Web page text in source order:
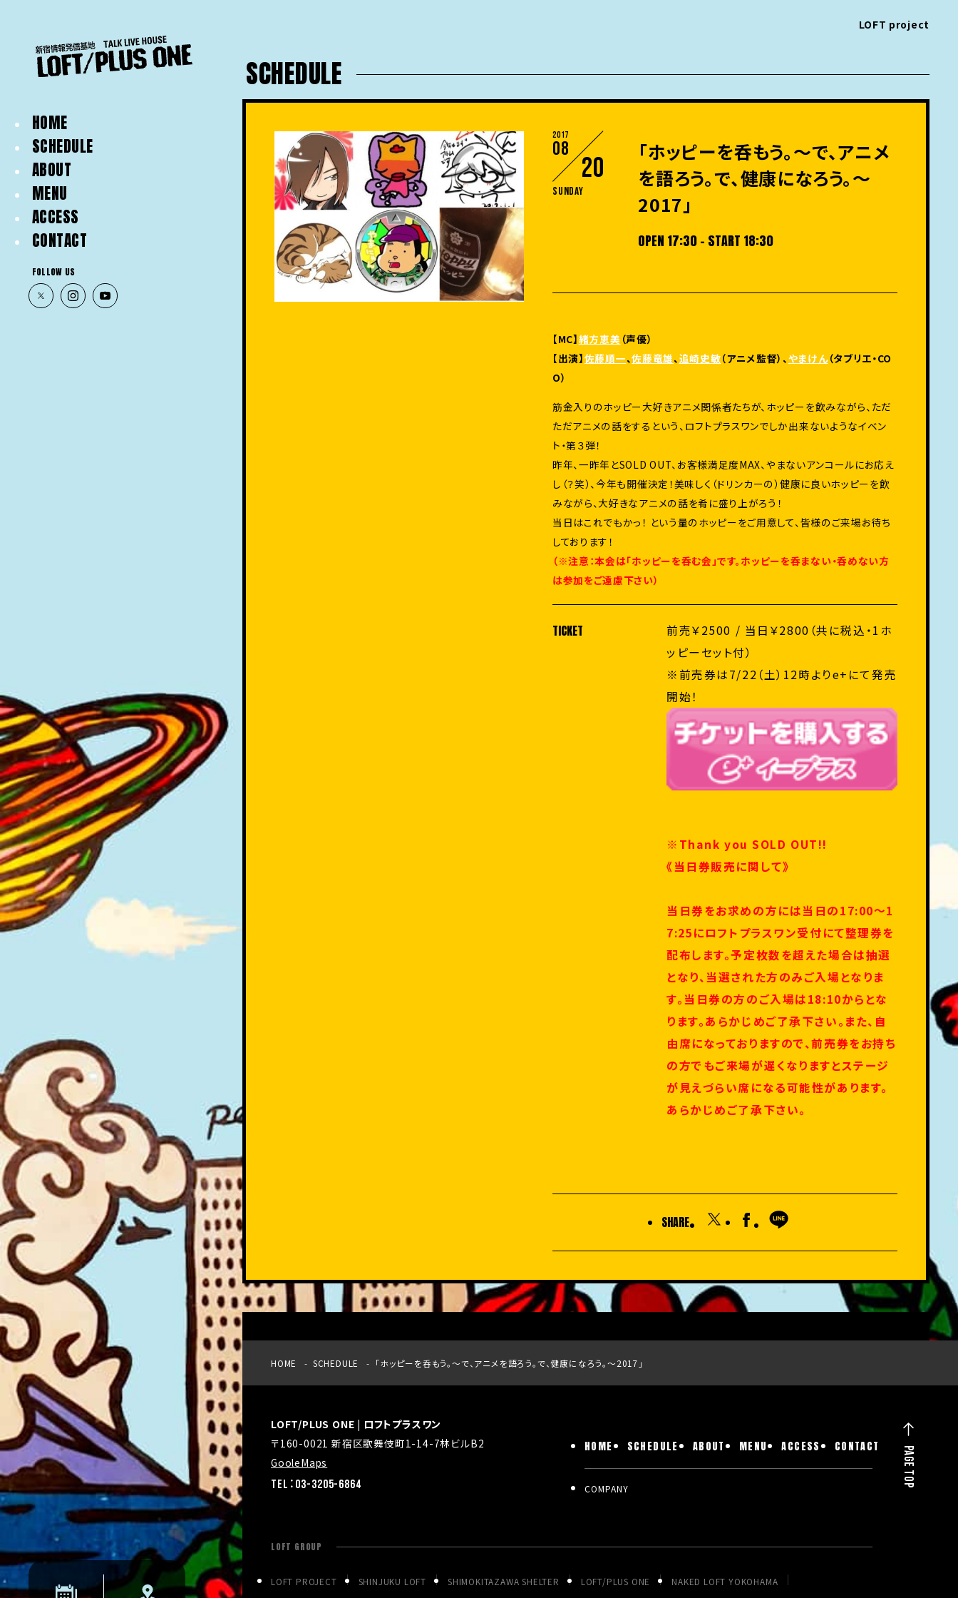
HOME
SCHEDULE
ABOUT
MENU
ACCESS
CONTACT
FOLLOW US
LOFT project
SCHEDULE
2017
08
20
Sunday
「ホッピーを呑もう。～で、アニメ
を語ろう。で、健康になろう。～
2017」
OPEN 17:30 - START 18:30
【MC】緒方恵美 （声優）
【出演】佐藤順一、佐藤竜雄、追崎史敏（アニメ監督）、やまけん（タブリエ・CO
O）
筋金入りのホッピー大好きアニメ関係者たちが、ホッピーを飲みながら、ただ
ただアニメの話をするという、ロフトプラスワンでしか出来ないようなイベン
ト・第３弾！
昨年、一昨年とSOLD OUT、お客様満足度MAX、やまないアンコールにお応え
し（？笑）、今年も開催決定！美味しく（ドリンカーの）健康に良いホッピーを飲
みながら、大好きなアニメの話を肴に盛り上がろう！
当日はこれでもかっ！ という量のホッピーをご用意して、皆様のご来場お待ち
しております！
（※注意：本会は「ホッピーを呑む会」です。ホッピーを呑まない・呑めない方
は参加をご遠慮下さい）
TICKET
前売￥2500 / 当日￥2800（共に税込・1ホ
ッピーセット付）
※前売券は7/22（土）12時よりe+にて発売
開始！
※Thank you SOLD OUT!!
《当日券販売に関して》
当日券をお求めの方には当日の17:00～1
7:25にロフトプラスワン受付にて整理券を
配布します。予定枚数を超えた場合は抽選
となり、当選された方のみご入場となりま
す。当日券の方のご入場は18:10からとな
ります。あらかじめご了承下さい。また、自
由席になっておりますので、前売券をお持ち
の方でもご来場が遅くなりますとステージ
が見えづらい席になる可能性があります。
あらかじめご了承下さい。
SHARE
HOME SCHEDULE 「ホッピーを呑もう。～で、アニメを語ろう。で、健康になろう。～2017」
LOFT/PLUS ONE | ロフトプラスワン
〒160-0021 新宿区歌舞伎町1-14-7林ビルB2
GooleMaps
TEL：03-3205-6864
HOME SCHEDULE ABOUT MENU ACCESS CONTACT
COMPANY
LOFT GROUP
LOFT PROJECT SHINJUKU LOFT SHIMOKITAZAWA SHELTER LOFT/PLUS ONE NAKED LOFT YOKOHAMA
PAGE TOP